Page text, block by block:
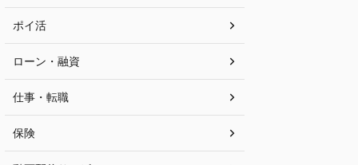
ポイ活
ローン・融資
仕事・転職
保険